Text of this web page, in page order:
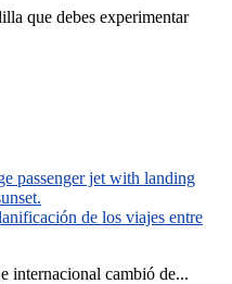
que debes experimentar
de los viajes entre
internacional cambió de...